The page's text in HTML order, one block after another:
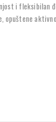
i fleksibilan
opuštene